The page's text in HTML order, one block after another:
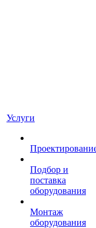
Услуги
Подбор и
поставка
оборудования
Монтаж
оборудования